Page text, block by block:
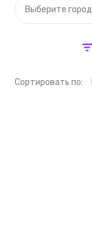
Выберите город
Cортировать по: